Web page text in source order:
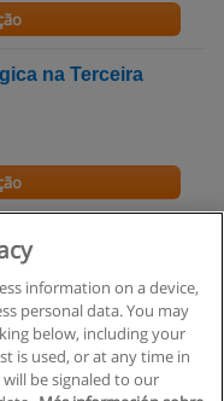
na Terceira
information on a device,
personal data. You may
below, including your
is used, or at any time in
be signaled to our